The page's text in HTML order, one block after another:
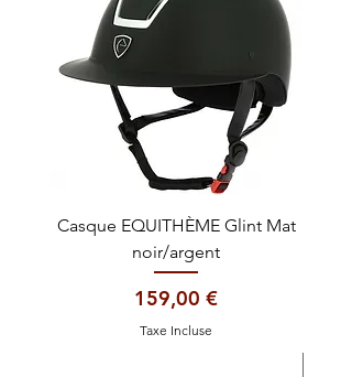
Casque EQUITHÈME Glint Mat
noir/argent
Prix
159,00 €
Taxe Incluse